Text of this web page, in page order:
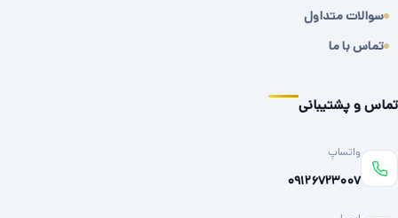
سوالات متداول
تماس با ما
تماس و پشتیبانی
واتساپ
۰۹۱۲۶۷۲۳۰۰۷